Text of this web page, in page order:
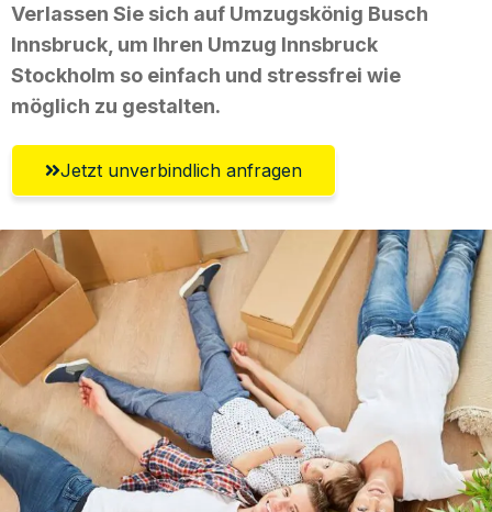
Verlassen Sie sich auf Umzugskönig Busch
Innsbruck, um Ihren Umzug Innsbruck
Stockholm so einfach und stressfrei wie
möglich zu gestalten.
Jetzt unverbindlich anfragen